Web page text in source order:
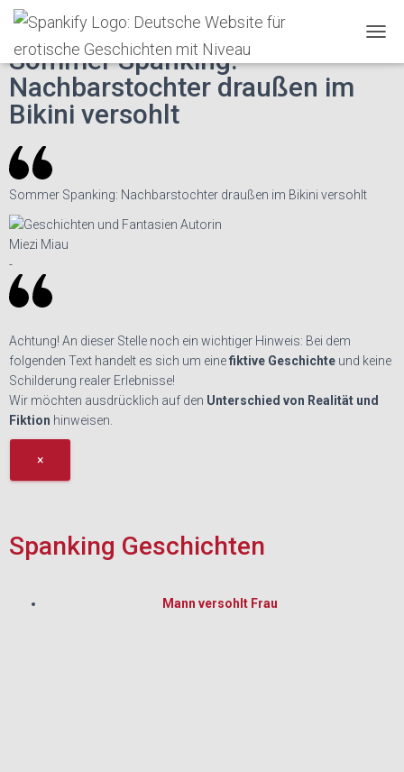
O
Spankify»Erotische Geschichten»♥
Sommer Spanking:
Nachbarstochter draußen im
Bikini versohlt
Sommer Spanking: Nachbarstochter draußen im Bikini versohlt
Miezi Miau
-
Achtung! An dieser Stelle noch ein wichtiger Hinweis: Bei dem
folgenden Text handelt es sich um einefiktive Geschichte und keine
Schilderung realer Erlebnisse!
Wir möchten ausdrücklich auf den Unterschied von Realität und
Fiktion hinweisen.
×
Spanking Geschichten
Mann versohlt Frau